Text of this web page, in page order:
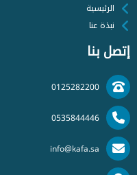
الرئيسية
نبذة عنا
إتصل بنا
0125282200
0535844446
info@kafa.sa